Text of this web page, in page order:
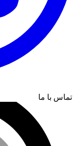
تماس با ما